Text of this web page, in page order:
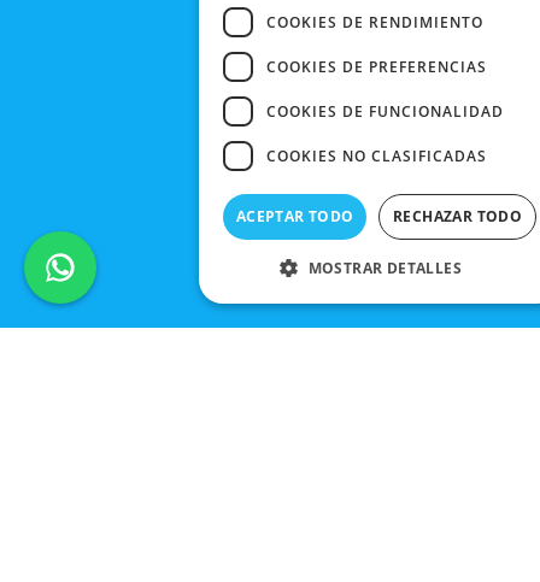
COOKIES DE RENDIMIENTO
COOKIES DE PREFERENCIAS
COOKIES DE FUNCIONALIDAD
COOKIES NO CLASIFICADAS
ACEPTAR TODO RECHAZAR TODO
MOSTRAR DETALLES